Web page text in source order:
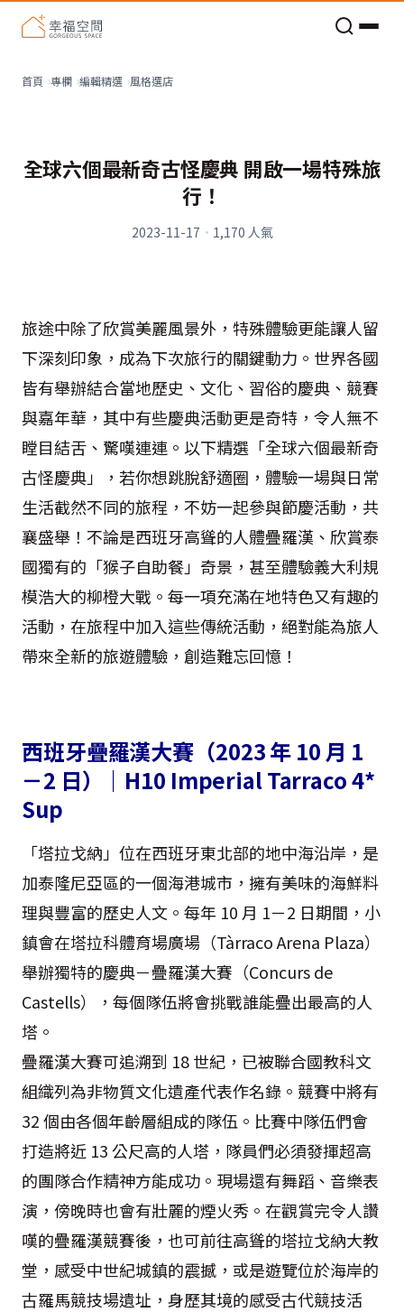
首頁 專欄 編輯精選 風格選店
全球六個最新奇古怪慶典 開啟一場特殊旅
行！
2023-11-17 · 1,170 人氣
旅途中除了欣賞美麗風景外，特殊體驗更能讓人留
下深刻印象，成為下次旅行的關鍵動力。世界各國
皆有舉辦結合當地歷史、文化、習俗的慶典、競賽
與嘉年華，其中有些慶典活動更是奇特，令人無不
瞠目結舌、驚嘆連連。以下精選「全球六個最新奇
古怪慶典」，若你想跳脫舒適圈，體驗一場與日常
生活截然不同的旅程，不妨一起參與節慶活動，共
襄盛舉！不論是西班牙高聳的人體疊羅漢、欣賞泰
國獨有的「猴子自助餐」奇景，甚至體驗義大利規
模浩大的柳橙大戰。每一項充滿在地特色又有趣的
活動，在旅程中加入這些傳統活動，絕對能為旅人
帶來全新的旅遊體驗，創造難忘回憶！
西班牙疊羅漢大賽（2023 年 10 月 1
－2 日）｜H10 Imperial Tarraco 4*
Sup
「塔拉戈納」位在西班牙東北部的地中海沿岸，是
加泰隆尼亞區的一個海港城市，擁有美味的海鮮料
理與豐富的歷史人文。每年 10 月 1－2 日期間，小
鎮會在塔拉科體育場廣場（Tàrraco Arena Plaza）
舉辦獨特的慶典－疊羅漢大賽（Concurs de
Castells），每個隊伍將會挑戰誰能疊出最高的人
塔。
疊羅漢大賽可追溯到 18 世紀，已被聯合國教科文
組織列為非物質文化遺產代表作名錄。競賽中將有
32 個由各個年齡層組成的隊伍。比賽中隊伍們會
打造將近 13 公尺高的人塔，隊員們必須發揮超高
的團隊合作精神方能成功。現場還有舞蹈、音樂表
演，傍晚時也會有壯麗的煙火秀。在觀賞完令人讚
嘆的疊羅漢競賽後，也可前往高聳的塔拉戈納大教
堂，感受中世紀城鎮的震撼，或是遊覽位於海岸的
古羅馬競技場遺址，身歷其境的感受古代競技活